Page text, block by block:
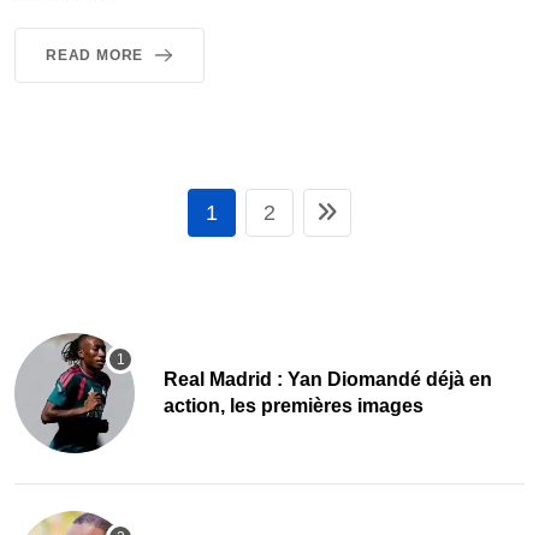
READ MORE
1 2
Real Madrid : Yan Diomandé déjà en
action, les premières images